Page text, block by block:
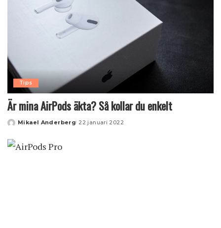
Tips
Är mina AirPods äkta? Så kollar du enkelt
Posted
Mikael Anderberg 22 januari 2022